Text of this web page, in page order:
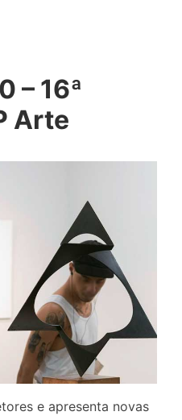
– 16ª
Arte
e apresenta novas